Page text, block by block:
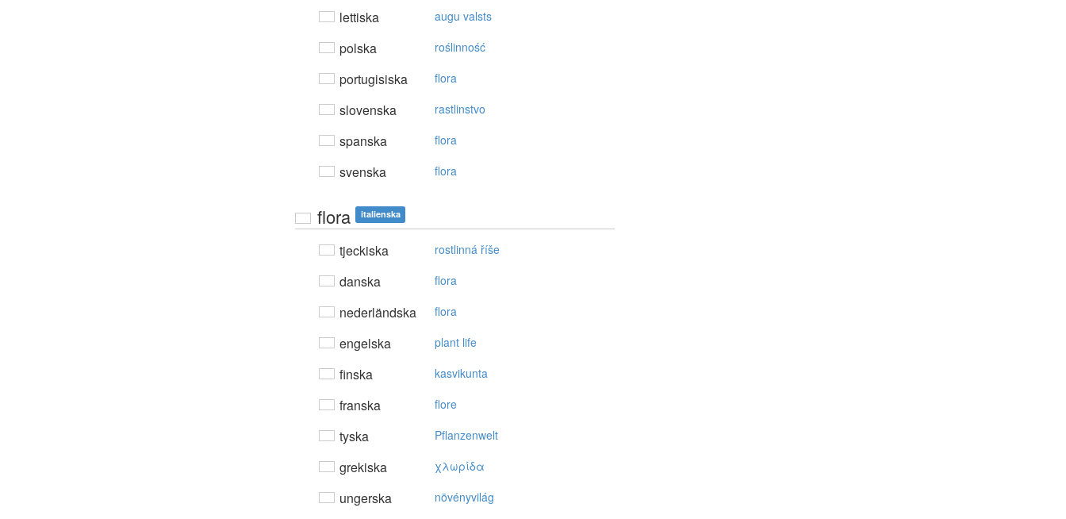
lettiska augu valsts
polska roślinność
portugisiska flora
slovenska rastlinstvo
spanska flora
svenska flora
flora italienska
tjeckiska rostlinná říše
danska flora
nederländska flora
engelska plant life
finska kasvikunta
franska flore
tyska Pflanzenwelt
grekiska χλωρίδα
ungerska növényvilág